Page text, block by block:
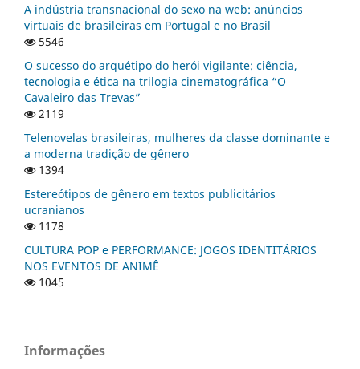
A indústria transnacional do sexo na web: anúncios
virtuais de brasileiras em Portugal e no Brasil
5546
O sucesso do arquétipo do herói vigilante: ciência,
tecnologia e ética na trilogia cinematográfica “O
Cavaleiro das Trevas”
2119
Telenovelas brasileiras, mulheres da classe dominante e
a moderna tradição de gênero
1394
Estereótipos de gênero em textos publicitários
ucranianos
1178
CULTURA POP e PERFORMANCE: JOGOS IDENTITÁRIOS
NOS EVENTOS DE ANIMÊ
1045
Informações